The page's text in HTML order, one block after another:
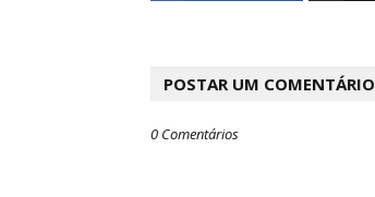
POSTAR UM COMENTÁRIO
0 Comentários